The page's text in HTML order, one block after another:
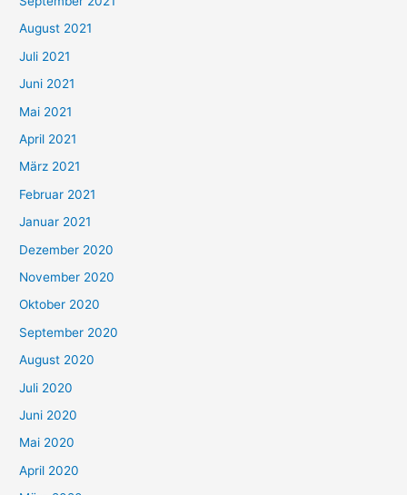
n
n
a
c
h
:
August 2021
Juli 2021
Juni 2021
Mai 2021
April 2021
März 2021
Februar 2021
Januar 2021
Dezember 2020
November 2020
Oktober 2020
September 2020
August 2020
Juli 2020
Juni 2020
Mai 2020
April 2020